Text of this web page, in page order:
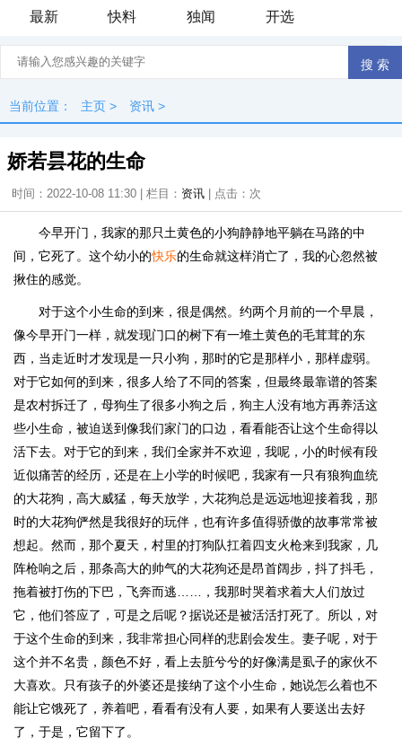
最新
快料 独闻 开选
当前位置： 主页 > 资讯 >
娇若昙花的生命
时间：2022-10-08 11:30 | 栏目： 资讯 | 点击： 次
今早开门，我家的那只土黄色的小狗静静地平躺在马路的中
间，它死了。这个幼小的快乐的生命就这样消亡了，我的心忽然被
揪住的感觉。
对于这个小生命的到来，很是偶然。约两个月前的一个早晨，
像今早开门一样，就发现门口的树下有一堆土黄色的毛茸茸的东
西，当走近时才发现是一只小狗，那时的它是那样小，那样虚弱。
对于它如何的到来，很多人给了不同的答案，但最终最靠谱的答案
是农村拆迁了，母狗生了很多小狗之后，狗主人没有地方再养活这
些小生命，被迫送到像我们家门的口边，看看能否让这个生命得以
活下去。对于它的到来，我们全家并不欢迎，我呢，小的时候有段
近似痛苦的经历，还是在上小学的时候吧，我家有一只有狼狗血统
的大花狗，高大威猛，每天放学，大花狗总是远远地迎接着我，那
时的大花狗俨然是我很好的玩伴，也有许多值得骄傲的故事常常被
想起。然而，那个夏天，村里的打狗队扛着四支火枪来到我家，几
阵枪响之后，那条高大的帅气的大花狗还是昂首阔步，抖了抖毛，
拖着被打伤的下巴，飞奔而逃……，我那时哭着求着大人们放过
它，他们答应了，可是之后呢？据说还是被活活打死了。所以，对
于这个生命的到来，我非常担心同样的悲剧会发生。妻子呢，对于
这个并不名贵，颜色不好，看上去脏兮兮的好像满是虱子的家伙不
大喜欢。只有孩子的外婆还是接纳了这个小生命，她说怎么着也不
能让它饿死了，养着吧，看看有没有人要，如果有人要送出去好
了，于是，它留下了。